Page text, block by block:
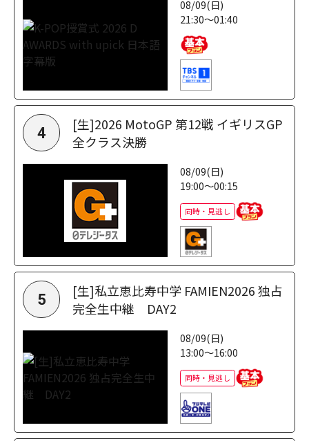
08/09(日)
21:30～01:40
4
[生]2026 MotoGP 第12戦 イギリスGP
全クラス決勝
08/09(日)
19:00～00:15
同時・見逃し
5
[生]私立恵比寿中学 FAMIEN2026 独占
完全生中継 DAY2
08/09(日)
13:00～16:00
同時・見逃し